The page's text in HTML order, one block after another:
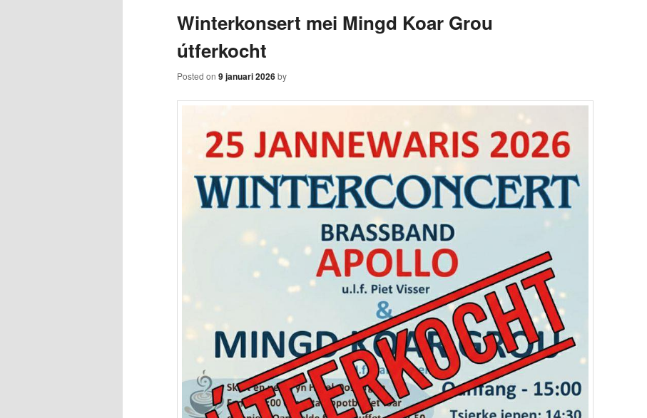
content
content
Winterkonsert mei Mingd Koar Grou
útferkocht
Posted on 9 januari 2026by